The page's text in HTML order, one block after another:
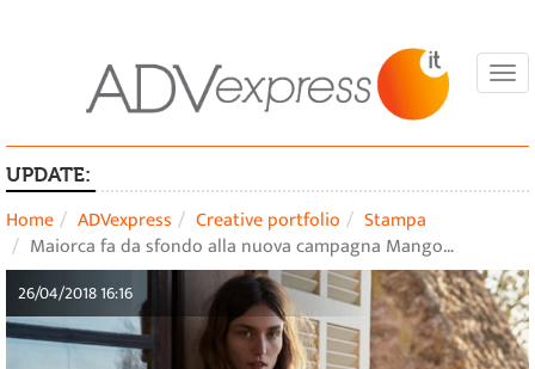
UPDATE:
Home ADVexpress Creative portfolio
Stampa
Maiorca fa da sfondo alla nuova campagna Mango…
26/04/2018 16:16